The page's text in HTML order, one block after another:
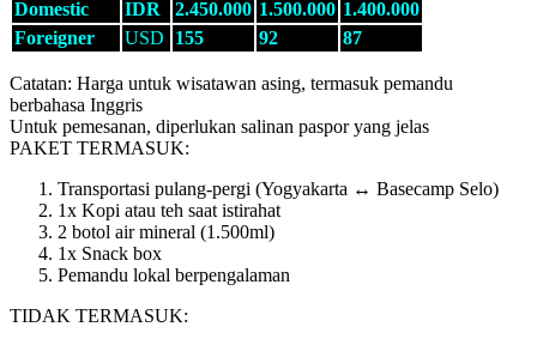
Domestic IDR 2.450.000 1.500.000 1.400.000
Foreigner
USD 155 92 87
Catatan: Harga untuk wisatawan asing, termasuk pemandu
berbahasa Inggris
Untuk pemesanan, diperlukan salinan paspor yang jelas
PAKET TERMASUK:
Transportasi pulang-pergi (Yogyakarta ↔ Basecamp Selo)
1x Kopi atau teh saat istirahat
2 botol air mineral (1.500ml)
1x Snack box
Pemandu lokal berpengalaman
TIDAK TERMASUK: